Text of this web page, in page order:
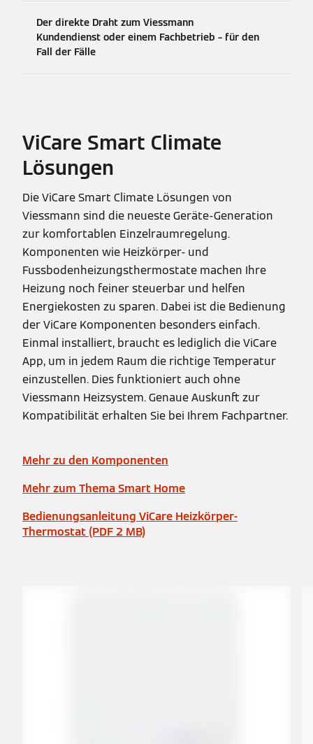
Der direkte Draht zum Viessmann
Kundendienst oder einem Fachbetrieb – für den
Fall der Fälle
ViCare Smart Climate
Lösungen
Die ViCare Smart Climate Lösungen von
Viessmann sind die neueste Geräte-Generation
zur komfortablen Einzelraumregelung.
Komponenten wie Heizkörper- und
Fussbodenheizungsthermostate machen Ihre
Heizung noch feiner steuerbar und helfen
Energiekosten zu sparen. Dabei ist die Bedienung
der ViCare Komponenten besonders einfach.
Einmal installiert, braucht es lediglich die ViCare
App, um in jedem Raum die richtige Temperatur
einzustellen. Dies funktioniert auch ohne
Viessmann Heizsystem. Genaue Auskunft zur
Kompatibilität erhalten Sie bei Ihrem Fachpartner.
Mehr zu den Komponenten
Mehr zum Thema Smart Home
Bedienungsanleitung ViCare Heizkörper-
Thermostat (PDF 2 MB)